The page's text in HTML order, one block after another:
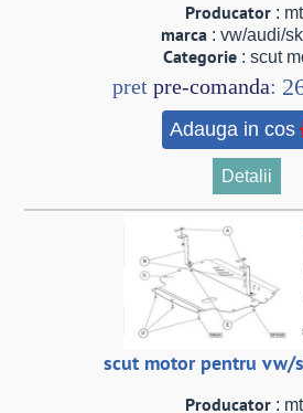
Producator:
marca : vw/audi/
Categorie: scut
pretpre-comanda:
Adauga in cos
Detalii
scut motor pentru vw/
Producator: